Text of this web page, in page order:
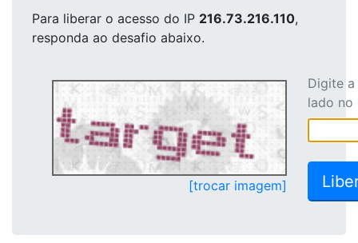
Para liberar o acesso do IP 216.73.216.110,
responda ao desafio abaixo.
[trocar imagem]
Digite
lado no